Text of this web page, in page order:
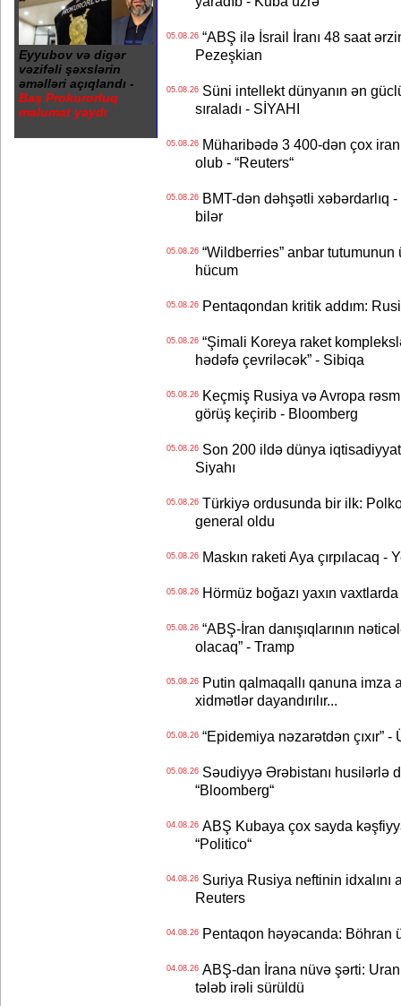
Eyyubov və digər
vəzifəli şəxslərin
əməlləri açıqlandı -
Baş Prokurorluq
məlumat yaydı
05.08.26“ABŞ ilə İsrail İranı 48 saat
Pezeşkian
05.08.26Süni intellekt dünyanın ən
sıraladı - SİYAHI
05.08.26Müharibədə 3 400-dən çox
olub - “Reuters“
05.08.26BMT-dən dəhşətli xəbərdarlıq
bilər
05.08.26“Wildberries” anbar tutumunun
hücum
05.08.26Pentaqondan kritik addım:
05.08.26“Şimali Koreya raket
hədəfə çevriləcək” - Sibiqa
05.08.26Keçmiş Rusiya və Avropa
görüş keçirib - Bloomberg
05.08.26Son 200 ildə dünya
Siyahı
05.08.26Türkiyə ordusunda bir ilk:
general oldu
05.08.26Maskın raketi Aya çırpılacaq -
05.08.26Hörmüz boğazı yaxın
05.08.26“ABŞ-İran danışıqlarının
olacaq” - Tramp
05.08.26Putin qalmaqallı qanuna imza
xidmətlər dayandırılır...
05.08.26“Epidemiya nəzarətdən çıxır” -
05.08.26Səudiyyə Ərəbistanı husilərlə
“Bloomberg“
04.08.26ABŞ Kubaya çox sayda
“Politico“
04.08.26Suriya Rusiya neftinin idxalını
Reuters
04.08.26Pentaqon həyəcanda: Böhran
04.08.26ABŞ-dan İrana nüvə şərti: Uran
tələb irəli sürüldü